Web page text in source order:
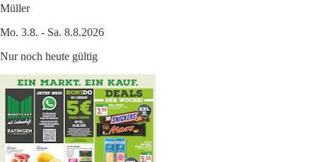
Müller
Mo. 3.8. - Sa. 8.8.2026
Nur noch heute gültig